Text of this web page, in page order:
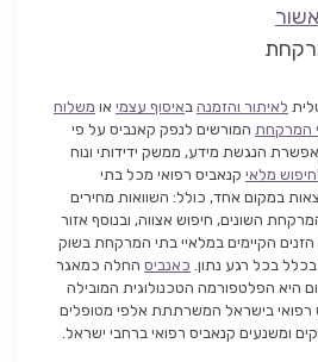
לאיתור והזמנה באיסוף עצמי או משלוח
המרקחת המורשים לנפק קאנביס על פי
הנגשת מידע, ממשק ידידותי ונוח
מלאי קנאביס רפואי מכל בתי
במקום אחד, כולל: השוואות מחירים
השונים, חיפוש אצווה, ובנוסף אזור
הקיימים במלאיי בתי המרקחת בשוק
בכל רגע נתון. כאנביס החלה כמאגר
היא הפלטפורמה הטכנולוגית המובילה
רפואי בישראל המשרתתת אלפי מטופלים
ומשנעים קנאביס רפואי ברחבי ישראל.